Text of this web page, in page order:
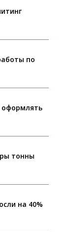
по
тонны
на 40%